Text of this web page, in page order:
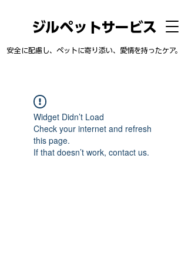
ジルペットサービス
安全に配慮し、ペットに寄り添い、愛情を持ったケア。
Widget Didn’t Load
Check your internet and refresh
this page.
If that doesn’t work, contact us.